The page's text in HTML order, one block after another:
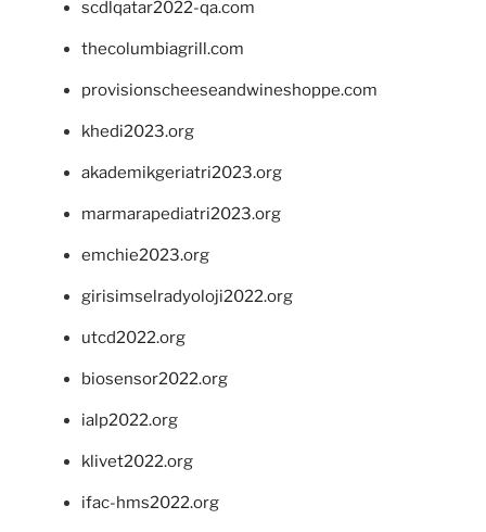
scdlqatar2022-qa.com
thecolumbiagrill.com
provisionscheeseandwineshoppe.com
khedi2023.org
akademikgeriatri2023.org
marmarapediatri2023.org
emchie2023.org
girisimselradyoloji2022.org
utcd2022.org
biosensor2022.org
ialp2022.org
klivet2022.org
ifac-hms2022.org